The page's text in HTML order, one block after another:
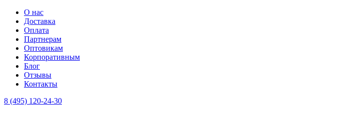
О нас
Доставка
Оплата
Партнерам
Оптовикам
Корпоративным
Блог
Отзывы
Контакты
8 (495) 120-24-30